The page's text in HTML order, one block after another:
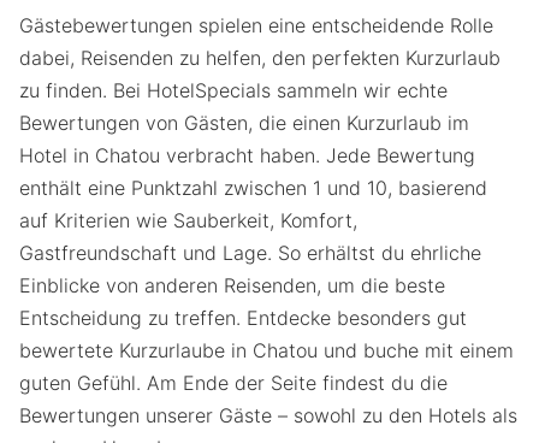
Gästebewertungen spielen eine entscheidende Rolle
dabei, Reisenden zu helfen, den perfekten Kurzurlaub
zu finden. Bei HotelSpecials sammeln wir echte
Bewertungen von Gästen, die einen Kurzurlaub im
Hotel in Chatou verbracht haben. Jede Bewertung
enthält eine Punktzahl zwischen 1 und 10, basierend
auf Kriterien wie Sauberkeit, Komfort,
Gastfreundschaft und Lage. So erhältst du ehrliche
Einblicke von anderen Reisenden, um die beste
Entscheidung zu treffen. Entdecke besonders gut
bewertete Kurzurlaube in Chatou und buche mit einem
guten Gefühl. Am Ende der Seite findest du die
Bewertungen unserer Gäste – sowohl zu den Hotels als